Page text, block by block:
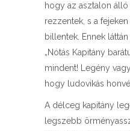
hogy az asztalon
rezzentek, s a
billentek. Ennek
„Nótás Kapitány
mindent! Legény
hogy ludovikás
A délceg kapitány
legszebb